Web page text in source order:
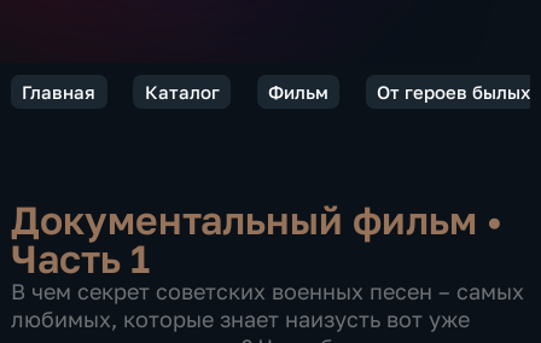
Главная Каталог Фильм От героев былых
Документальный фильм •
Часть 1
В чем секрет советских военных песен – самых
любимых, которые знает наизусть вот уже